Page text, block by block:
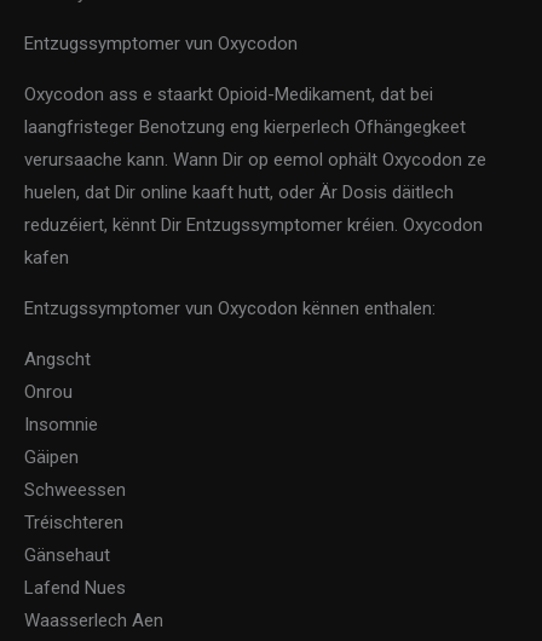
Entzugssymptomer vun Oxycodon
Oxycodon ass e staarkt Opioid-Medikament, dat bei
laangfristeger Benotzung eng kierperlech Ofhängegkeet
verursaache kann. Wann Dir op eemol ophält Oxycodon ze
huelen, dat Dir online kaaft hutt, oder Är Dosis däitlech
reduzéiert, kënnt Dir Entzugssymptomer kréien. Oxycodon
kafen
Entzugssymptomer vun Oxycodon kënnen enthalen:
Angscht
Onrou
Insomnie
Gäipen
Schweessen
Tréischteren
Gänsehaut
Lafend Nues
Waasserlech Aen